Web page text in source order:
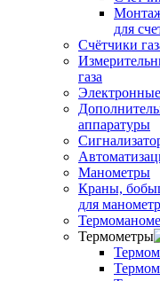
для
Счётчики
газа
аппаратуры
Манометры
Краны,
для
Термометры